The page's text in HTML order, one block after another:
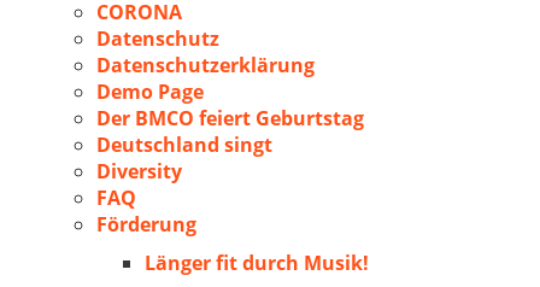
CORONA
Datenschutz
Datenschutzerklärung
Demo Page
Der BMCO feiert Geburtstag
Deutschland singt
Diversity
FAQ
Förderung
Länger fit durch Musik!